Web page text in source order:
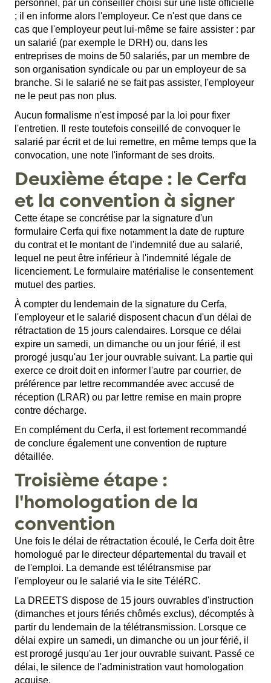
personnel, par un conseiller choisi sur une liste officielle
; il en informe alors l'employeur. Ce n'est que dans ce
cas que l'employeur peut lui-même se faire assister : par
un salarié (par exemple le DRH) ou, dans les
entreprises de moins de 50 salariés, par un membre de
son organisation syndicale ou par un employeur de sa
branche. Si le salarié ne se fait pas assister, l'employeur
ne le peut pas non plus.
Aucun formalisme n'est imposé par la loi pour fixer
l'entretien. Il reste toutefois conseillé de convoquer le
salarié par écrit et de lui remettre, en même temps que la
convocation, une note l'informant de ses droits.
Deuxième étape : le Cerfa
et la convention à signer
Cette étape se concrétise par la signature d'un
formulaire Cerfa qui fixe notamment la date de rupture
du contrat et le montant de l'indemnité due au salarié,
lequel ne peut être inférieur à l'indemnité légale de
licenciement. Le formulaire matérialise le consentement
mutuel des parties.
À compter du lendemain de la signature du Cerfa,
l'employeur et le salarié disposent chacun d'un délai de
rétractation de 15 jours calendaires. Lorsque ce délai
expire un samedi, un dimanche ou un jour férié, il est
prorogé jusqu'au 1er jour ouvrable suivant. La partie qui
exerce ce droit doit en informer l'autre par courrier, de
préférence par lettre recommandée avec accusé de
réception (LRAR) ou par lettre remise en main propre
contre décharge.
En complément du Cerfa, il est fortement recommandé
de conclure également une convention de rupture
détaillée.
Troisième étape :
l'homologation de la
convention
Une fois le délai de rétractation écoulé, le Cerfa doit être
homologué par le directeur départemental du travail et
de l'emploi. La demande est télétransmise par
l'employeur ou le salarié via le site TéléRC.
La DREETS dispose de 15 jours ouvrables d'instruction
(dimanches et jours fériés chômés exclus), décomptés à
partir du lendemain de la télétransmission. Lorsque ce
délai expire un samedi, un dimanche ou un jour férié, il
est prorogé jusqu'au 1er jour ouvrable suivant. Passé ce
délai, le silence de l'administration vaut homologation
acquise.